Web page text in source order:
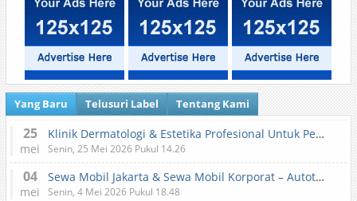
Yang Baru Telusuri Label Tentang Kami
25
mei
Klinik Dermatologi & Estetika Profesional Untuk Perawatan Kulit dan Kecantikan
Senin, 25 Mei 2026 Pukul 14.26
04
mei
Sewa Mobil Jakarta & Sewa Mobil Korporat – Autotranz Indonesia
Senin, 4 Mei 2026 Pukul 18.48